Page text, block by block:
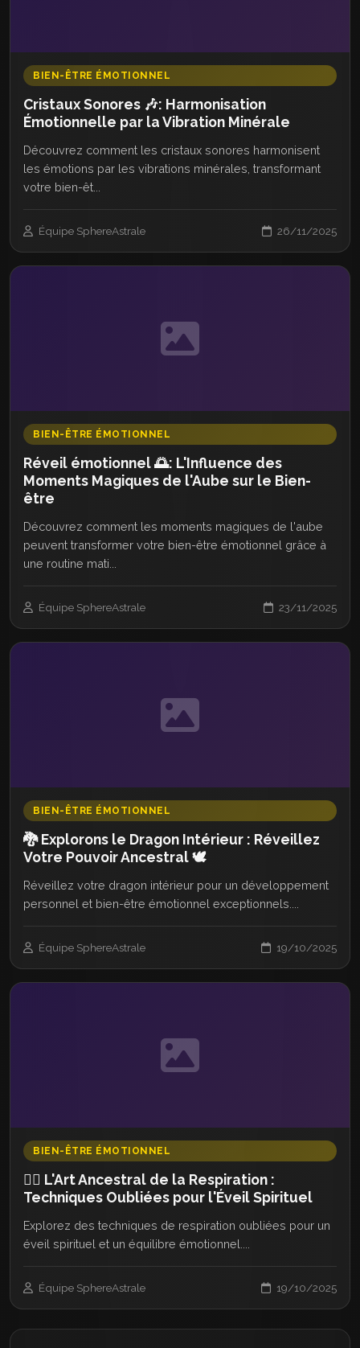
BIEN-ÊTRE ÉMOTIONNEL
Cristaux Sonores 🎶: Harmonisation
Émotionnelle par la Vibration Minérale
Découvrez comment les cristaux sonores harmonisent
les émotions par les vibrations minérales, transformant
votre bien-êt...
Équipe SphereAstrale 26/11/2025
BIEN-ÊTRE ÉMOTIONNEL
Réveil émotionnel 🌅: L'Influence des
Moments Magiques de l'Aube sur le Bien-
être
Découvrez comment les moments magiques de l'aube
peuvent transformer votre bien-être émotionnel grâce à
une routine mati...
Équipe SphereAstrale 23/11/2025
BIEN-ÊTRE ÉMOTIONNEL
🐉 Explorons le Dragon Intérieur : Réveillez
Votre Pouvoir Ancestral 🕊️
Réveillez votre dragon intérieur pour un développement
personnel et bien-être émotionnel exceptionnels....
Équipe SphereAstrale 19/10/2025
BIEN-ÊTRE ÉMOTIONNEL
🧘‍♀️ L'Art Ancestral de la Respiration :
Techniques Oubliées pour l'Éveil Spirituel
Explorez des techniques de respiration oubliées pour un
éveil spirituel et un équilibre émotionnel....
Équipe SphereAstrale 19/10/2025